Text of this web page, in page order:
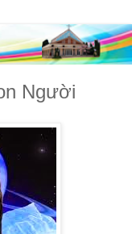
Người